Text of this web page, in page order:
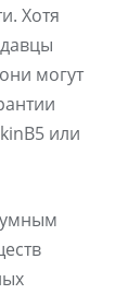
Хотя
могут
или